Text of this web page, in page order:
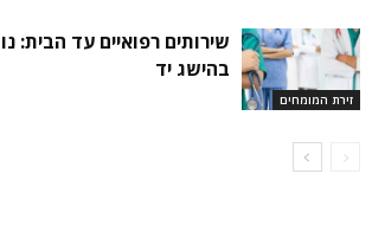
זירת המומחים
שירותים רפואיים עד הבית:
בהישג יד